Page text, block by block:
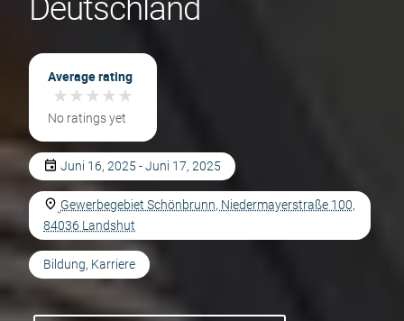
Deutschland
Average rating
★★★★★
★★★★★
No ratings yet
Juni 16, 2025 - Juni 17, 2025
Gewerbegebiet Schönbrunn, Niedermayerstraße 100,
84036 Landshut
Bildung, Karriere